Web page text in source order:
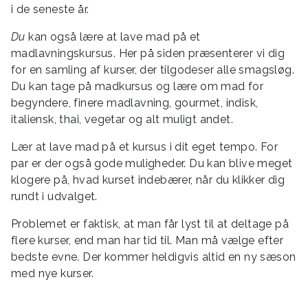
i de seneste år.
Du kan også lære at lave mad på et
madlavningskursus. Her på siden præsenterer vi dig
for en samling af kurser, der tilgodeser alle smagsløg.
Du kan tage på madkursus og lære om mad for
begyndere, finere madlavning, gourmet, indisk,
italiensk, thai, vegetar og alt muligt andet.
Lær at lave mad på et kursus i dit eget tempo. For
par er der også gode muligheder. Du kan blive meget
klogere på, hvad kurset indebærer, når du klikker dig
rundt i udvalget.
Problemet er faktisk, at man får lyst til at deltage på
flere kurser, end man har tid til. Man må vælge efter
bedste evne. Der kommer heldigvis altid en ny sæson
med nye kurser.